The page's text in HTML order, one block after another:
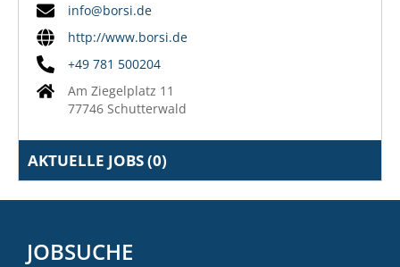
info@borsi.de
http://www.borsi.de
+49 781 500204
Am Ziegelplatz 11
77746 Schutterwald
AKTUELLE JOBS (0)
JOBSUCHE